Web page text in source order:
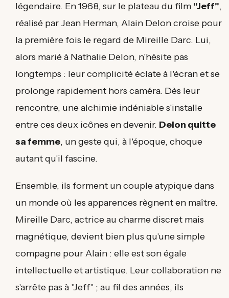
légendaire. En 1968, sur le plateau du film "Jeff",
réalisé par Jean Herman, Alain Delon croise pour
la première fois le regard de Mireille Darc. Lui,
alors marié à Nathalie Delon, n'hésite pas
longtemps : leur complicité éclate à l'écran et se
prolonge rapidement hors caméra. Dès leur
rencontre, une alchimie indéniable s'installe
entre ces deux icônes en devenir. Delon quitte
sa femme, un geste qui, à l'époque, choque
autant qu'il fascine.
Ensemble, ils forment un couple atypique dans
un monde où les apparences règnent en maître.
Mireille Darc, actrice au charme discret mais
magnétique, devient bien plus qu'une simple
compagne pour Alain : elle est son égale
intellectuelle et artistique. Leur collaboration ne
s'arrête pas à "Jeff" ; au fil des années, ils